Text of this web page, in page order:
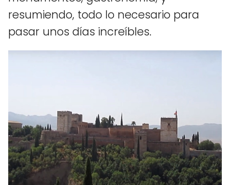
resumiendo, todo lo necesario para
pasar unos días increíbles.